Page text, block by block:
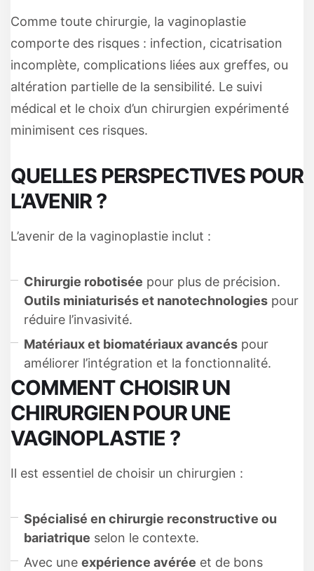
Comme toute chirurgie, la vaginoplastie
comporte des risques : infection, cicatrisation
incomplète, complications liées aux greffes, ou
altération partielle de la sensibilité. Le suivi
médical et le choix d’un chirurgien expérimenté
minimisent ces risques.
QUELLES PERSPECTIVES POUR
L’AVENIR ?
L’avenir de la vaginoplastie inclut :
Chirurgie robotisée pour plus de précision.
Outils miniaturisés et nanotechnologies pour
réduire l’invasivité.
Matériaux et biomatériaux avancés pour
améliorer l’intégration et la fonctionnalité.
COMMENT CHOISIR UN
CHIRURGIEN POUR UNE
VAGINOPLASTIE ?
Il est essentiel de choisir un chirurgien :
Spécialisé en chirurgie reconstructive ou
bariatrique selon le contexte.
Avec uneexpérience avérée et de bons